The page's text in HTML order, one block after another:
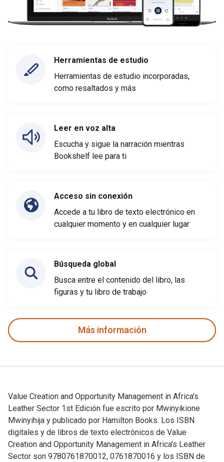
Herramientas de estudio
Herramientas de estudio incorporadas,
como resaltados y más
Leer en voz alta
Escucha y sigue la narración mientras
Bookshelf lee para ti
Acceso sin conexión
Accede a tu libro de texto electrónico en
cualquier momento y en cualquier lugar
Búsqueda global
Busca entre el contenido del libro, las
figuras y tu libro de trabajo
Más información
Value Creation and Opportunity Management in Africa's
Leather Sector 1st Edición fue escrito por Mwinyikione
Mwinyihija y publicado por Hamilton Books. Los ISBN
digitales y de libros de texto electrónicos de Value
Creation and Opportunity Management in Africa's Leather
Sector son 9780761870012, 0761870016 y los ISBN de